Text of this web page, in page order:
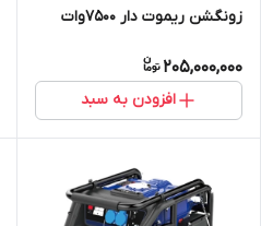
زونگشن ریموت دار 7500وات
205,000,000
افزودن به سبد